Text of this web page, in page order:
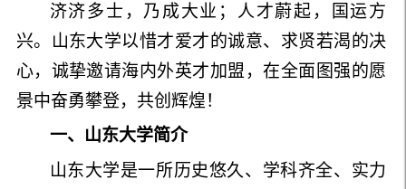
济济多士，乃成大业；人才蔚起，国运方
兴。山东大学以惜才爱才的诚意、求贤若渴的决
心，诚挚邀请海内外英才加盟，在全面图强的愿
景中奋勇攀登，共创辉煌！
一、山东大学简介
山东大学是一所历史悠久、学科齐全、实力